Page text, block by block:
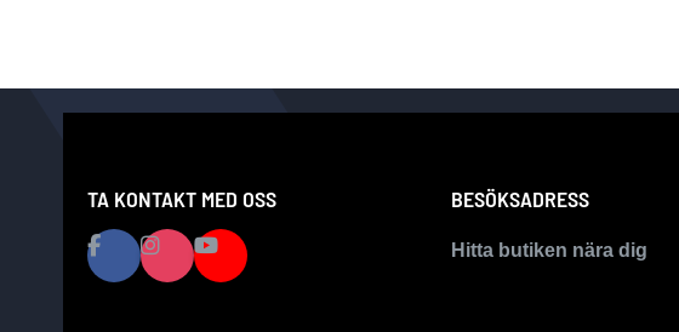
TA KONTAKT MED OSS BESÖKSADRESS
Hitta butiken nära dig